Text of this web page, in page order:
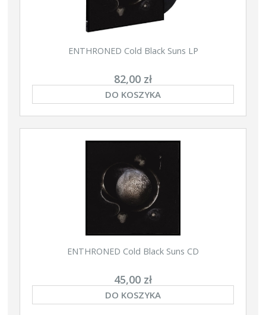
ENTHRONED Cold Black Suns LP
82,00 zł
DO KOSZYKA
ENTHRONED Cold Black Suns CD
45,00 zł
DO KOSZYKA